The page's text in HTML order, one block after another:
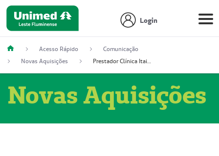
Login
Acesso Rápido
Comunicação
Novas Aquisições
Prestador Clínica Itaipú Ltda (51004348-2)
Novas Aquisições